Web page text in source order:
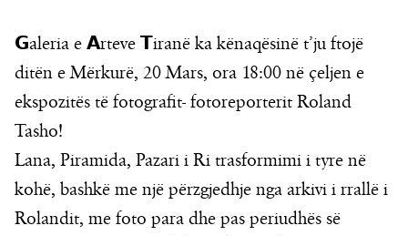
𝗚aleria e 𝗔rteve 𝗧iranë ka kënaqësinë t’ju ftojë
ditën e Mërkurë, 20 Mars, ora 18:00 në çeljen e
ekspozitës të fotografit- fotoreporterit Roland
Tasho!
Lana, Piramida, Pazari i Ri trasformimi i tyre në
kohë, bashkë me një përzgjedhje nga arkivi i rrallë i
Rolandit, me foto para dhe pas periudhës së